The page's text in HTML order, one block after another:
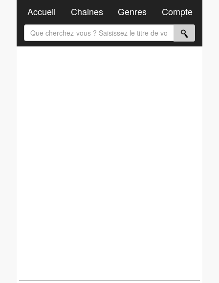
Accueil Chaines Genres Compte